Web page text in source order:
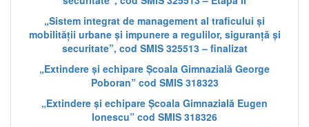
„Sistem integrat de management al traficului și
mobilității urbane și impunere a regulilor, siguranță și
securitate”, cod SMIS 325513 – finalizat
„Extindere și echipare Școala Gimnazială George
Poboran” cod SMIS 318323
„Extindere și echipare Școala Gimnazială Eugen
Ionescu” cod SMIS 318326